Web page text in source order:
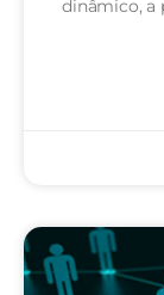
dinâmico, a